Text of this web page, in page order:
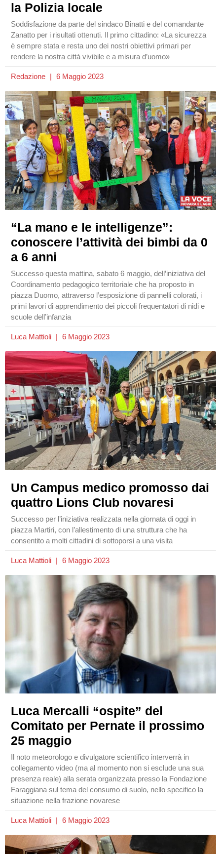
la Polizia locale
Soddisfazione da parte del sindaco Binatti e del comandante
Zanatto per i risultati ottenuti. Il primo cittadino: «La sicurezza
è sempre stata e resta uno dei nostri obiettivi primari per
rendere la nostra città vivibile e a misura d’uomo»
Redazione 6 Maggio 2023
“La mano e le intelligenze”:
conoscere l’attività dei bimbi da 0
a 6 anni
Successo questa mattina, sabato 6 maggio, dell’iniziativa del
Coordinamento pedagogico territoriale che ha proposto in
piazza Duomo, attraverso l’esposizione di pannelli colorati, i
primi lavori di apprendimento dei piccoli frequentatori di nidi e
scuole dell’infanzia
Luca Mattioli 6 Maggio 2023
Un Campus medico promosso dai
quattro Lions Club novaresi
Successo per l’iniziativa realizzata nella giornata di oggi in
piazza Martiri, con l’allestimento di una struttura che ha
consentito a molti cittadini di sottoporsi a una visita
Luca Mattioli 6 Maggio 2023
Luca Mercalli “ospite” del
Comitato per Pernate il prossimo
25 maggio
Il noto meteorologo e divulgatore scientifico interverrà in
collegamento video (ma al momento non si esclude una sua
presenza reale) alla serata organizzata presso la Fondazione
Faraggiana sul tema del consumo di suolo, nello specifico la
situazione nella frazione novarese
Luca Mattioli 6 Maggio 2023